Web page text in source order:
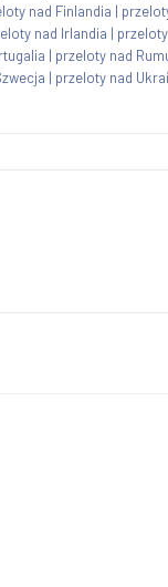
nad Finlandia |
nad Irlandia |
| przeloty nad
| przeloty nad